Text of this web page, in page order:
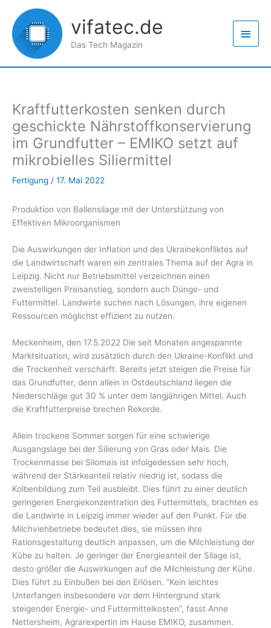
Inhalt
springen
vifatec.de
Das Tech Magazin
Kraftfutterkosten senken durch
geschickte Nährstoffkonservierung
im Grundfutter – EMIKO setzt auf
mikrobielles Siliermittel
Fertigung / 17. Mai 2022
Produktion von Ballensilage mit der Unterstützung von
Effektiven Mikroorganismen
Die Auswirkungen der Inflation und des Ukrainekonfliktes auf
die Landwirtschaft waren ein zentrales Thema auf der Agra in
Leipzig. Nicht nur Betriebsmittel verzeichnen einen
zweistelligen Preisanstieg, sondern auch Dünge- und
Futtermittel. Landwirte suchen nach Lösungen, ihre eigenen
Ressourcen möglichst effizient zu nutzen.
Meckenheim, den 17.5.2022 Die seit Monaten angespannte
Marktsituation, wird zusätzlich durch den Ukraine-Konflikt und
die Trockenheit verschärft. Bereits jetzt steigen die Preise für
das Grundfutter, denn allein in Ostdeutschland liegen die
Niederschläge gut 30 % unter dem langjährigen Mittel. Auch
die Kraftfutterpreise brechen Rekorde.
Allein trockene Sommer sorgen für eine schwierige
Ausgangslage bei der Silierung von Gras oder Mais. Die
Trockenmasse bei Silomais ist infolgedessen sehr hoch,
während der Stärkeanteil relativ niedrig ist, sodass die
Kolbenbildung zum Teil ausbleibt. Dies führt zu einer deutlich
geringeren Energiekonzentration des Futtermittels, brachten es
die Landwirte in Leipzig immer wieder auf den Punkt. Für die
Milchviehbetriebe bedeutet dies, sie müssen ihre
Rationsgestaltung deutlich anpassen, um die Milchleistung der
Kühe zu halten. Je geringer der Energieanteil der Silage ist,
desto größer die Auswirkungen auf die Milchleistung der Kühe.
Dies führt zu Einbußen bei den Erlösen. “Kein leichtes
Unterfangen insbesondere vor dem Hintergrund stark
steigender Energie- und Futtermittelkosten”, fasst Anne
Nettersheim, Agrarexpertin im Hause EMIKO, zusammen.